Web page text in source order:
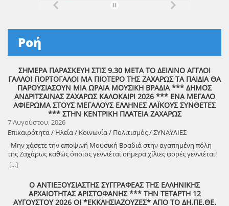
Ροή
ΣΗΜΕΡΑ ΠΑΡΑΣΚΕΥΗ ΣΤΙΣ 9.30 ΜΕΤΑ ΤΟ ΔΕΙΛΙΝΟ ΑΓΓΛΟΙ
ΓΑΛΛΟΙ ΠΟΡΤΟΓΑΛΟΙ ΜΑ ΠΙΟΤΕΡΟ ΤΗΣ ΖΑΧΑΡΩΣ ΤΑ ΠΑΙΔΙΑ ΘΑ
ΠΑΡΟΥΣΙΑΣΟΥΝ ΜΙΑ ΩΡΑΙΑ ΜΟΥΣΙΚΗ ΒΡΑΔΙΑ *** ΔΗΜΟΣ
ΑΝΔΡΙΤΣΑΙΝΑΣ ΖΑΧΑΡΩΣ ΚΑΛΟΚΑΙΡΙ 2026 *** ΕΝΑ ΜΕΓΑΛΟ
ΑΦΙΕΡΩΜΑ ΣΤΟΥΣ ΜΕΓΑΛΟΥΣ ΕΛΛΗΝΕΣ ΛΑΪΚΟΥΣ ΣΥΝΘΕΤΕΣ
*** ΣΤΗΝ ΚΕΝΤΡΙΚΗ ΠΛΑΤΕΙΑ ΖΑΧΑΡΩΣ
7 Αυγούστου, 2026
Επικαιρότητα / Ηλεία / Κοινωνία / Πολιτισμός / ΣΥΝΑΥΛΙΕΣ
Μην χάσετε την αποψινή Μουσική Βραδιά στην αγαπημένη πόλη
της Ζαχάρως καθώς όποιος γεννιέται σήμερα χίλιες φορές γεννιέται!
[...]
Ο ΑΝΤΙΕΞΟΥΣΙΑΣΤΗΣ ΣΥΓΓΡΑΦΕΑΣ ΤΗΣ ΕΛΛΗΝΙΚΗΣ
ΑΡΧΑΙΟΤΗΤΑΣ ΑΡΙΣΤΟΦΑΝΗΣ *** ΤΗΝ ΤΕΤΑΡΤΗ 12
ΑΥΓΟΥΣΤΟΥ 2026 ΟΙ *ΕΚΚΛΗΣΙΑΖΟΥΖΕΣ* ΑΠΟ ΤΟ ΔΗ.ΠΕ.ΘΕ.